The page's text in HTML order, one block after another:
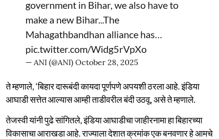
government in Bihar, we also have to
make a new Bihar...The
Mahagathbandhan alliance has…
pic.twitter.com/Widg5rVpXo
— ANI (@ANI) October 28, 2025
ते म्हणाले, ‘बिहार दारूबंदी कायदा पूर्णपणे अपयशी ठरला आहे. इंडिया
आघाडी सत्तेत आल्यास आम्ही ताडीवरील बंदी उठवू, असे ते म्हणाले.
तेजस्वी यांनी पुढे सांगितले, इंडिया आघाडीचा जाहीरनामा हा बिहारच्या
विकासाचा आराखडा आहे. राज्याला देशात क्रमांक एक बनवणार हे आमचे